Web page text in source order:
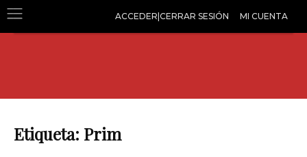
ACCEDER|CERRAR SESIÓN MI CUENTA
Etiqueta: Prim